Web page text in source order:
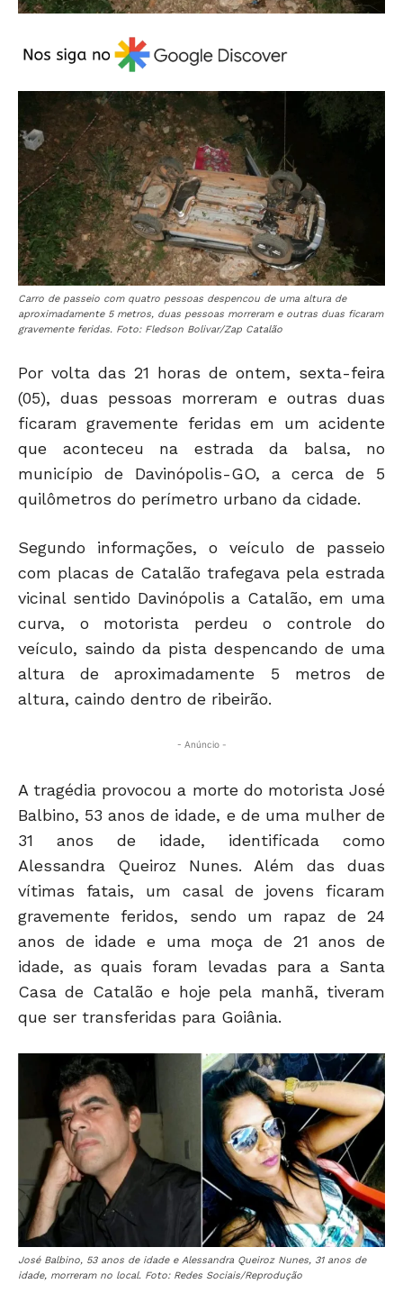
Carro de passeio com quatro pessoas despencou de uma altura de
aproximadamente 5 metros, duas pessoas morreram e outras duas ficaram
gravemente feridas. Foto: Fledson Bolivar/Zap Catalão
Por volta das 21 horas de ontem, sexta-feira
(05), duas pessoas morreram e outras duas
ficaram gravemente feridas em um acidente
que aconteceu na estrada da balsa, no
município de Davinópolis-GO, a cerca de 5
quilômetros do perímetro urbano da cidade.
Segundo informações, o veículo de passeio
com placas de Catalão trafegava pela estrada
vicinal sentido Davinópolis a Catalão, em uma
curva, o motorista perdeu o controle do
veículo, saindo da pista despencando de uma
altura de aproximadamente 5 metros de
altura, caindo dentro de ribeirão.
- Anúncio -
A tragédia provocou a morte do motorista José
Balbino, 53 anos de idade, e de uma mulher de
31 anos de idade, identificada como
Alessandra Queiroz Nunes. Além das duas
vítimas fatais, um casal de jovens ficaram
gravemente feridos, sendo um rapaz de 24
anos de idade e uma moça de 21 anos de
idade, as quais foram levadas para a Santa
Casa de Catalão e hoje pela manhã, tiveram
que ser transferidas para Goiânia.
José Balbino, 53 anos de idade e Alessandra Queiroz Nunes, 31 anos de
idade, morreram no local. Foto: Redes Sociais/Reprodução